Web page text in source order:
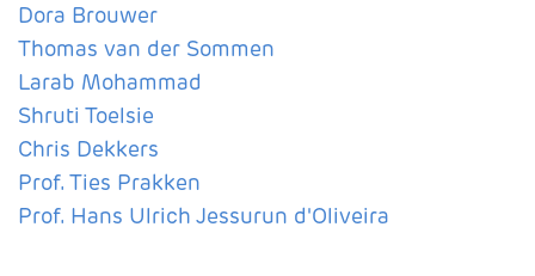
Dora Brouwer
Thomas van der Sommen
Larab Mohammad
Shruti Toelsie
Chris Dekkers
Prof. Ties Prakken
Prof. Hans Ulrich Jessurun d'Oliveira